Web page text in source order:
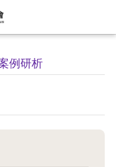
例研析